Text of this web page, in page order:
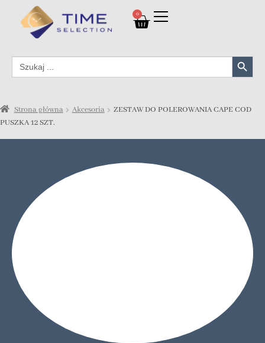
0
Search
for:
Search Button
Strona główna Akcesoria
ZESTAW DO POLEROWANIA CAPE COD
PUSZKA 12 SZT.